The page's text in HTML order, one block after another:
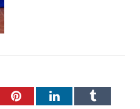
PinterestLinkedInTumblr